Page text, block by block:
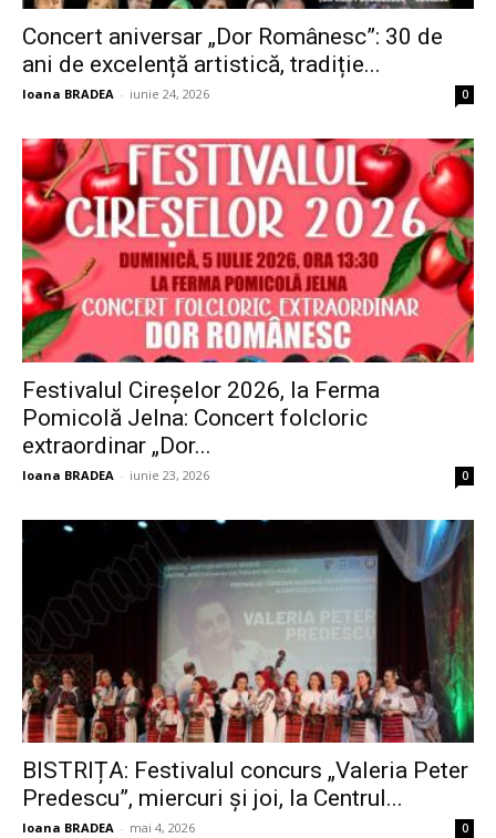
Concert aniversar „Dor Românesc”: 30 de
ani de excelență artistică, tradiție...
Ioana BRADEA - iunie 24, 2026 0
Festivalul Cireșelor 2026, la Ferma
Pomicolă Jelna: Concert folcloric
extraordinar „Dor...
Ioana BRADEA - iunie 23, 2026 0
BISTRIȚA: Festivalul concurs „Valeria Peter
Predescu”, miercuri și joi, la Centrul...
Ioana BRADEA - mai 4, 2026 0